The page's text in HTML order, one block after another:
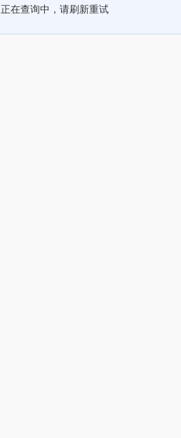
正在查询中，请刷新重试